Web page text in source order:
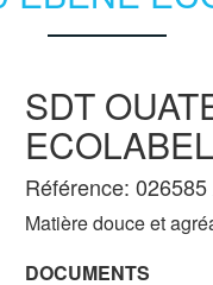
SDT
Référence:
Matière douce et
DOCUMENTS